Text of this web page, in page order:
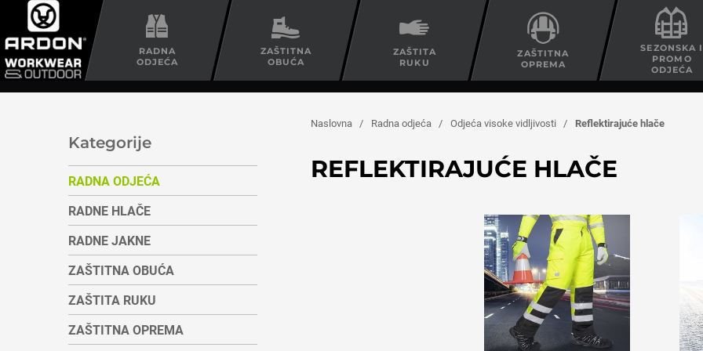
RADNA
ODJEĆA
ZAŠTITNA
OBUĆA
ZAŠTITA
RUKU
ZAŠTITNA
OPREMA
SEZONSKA I
PROMO
ODJEĆA
Naslovna / Radna odjeća / Odjeća visoke vidljivosti / Reflektirajuće hlače
REFLEKTIRAJUĆE HLAČE
Kategorije
RADNA ODJEĆA
RADNE HLAČE
RADNE JAKNE
ZAŠTITNA OBUĆA
ZAŠTITA RUKU
ZAŠTITNA OPREMA